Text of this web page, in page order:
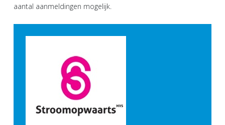
aantal aanmeldingen mogelijk.